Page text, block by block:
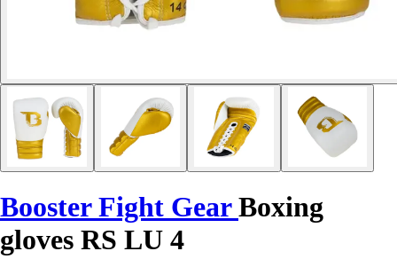
Booster Fight GearBoxing
gloves RS LU 4